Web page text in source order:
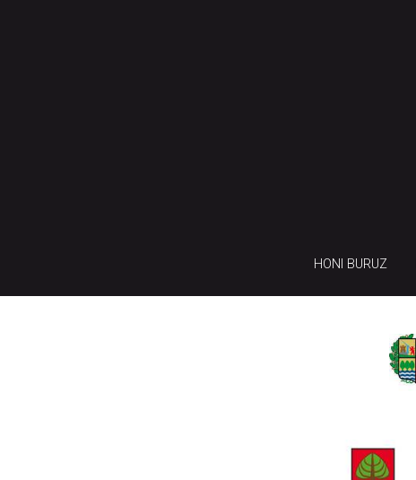
HONI BURUZ